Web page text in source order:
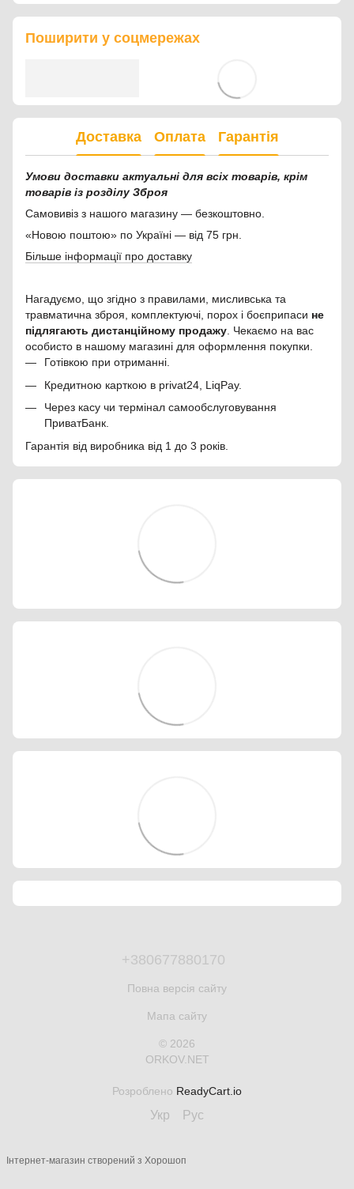
Поширити у соцмережах
Доставка Оплата Гарантія
Умови доставки актуальні для всіх товарів, крім
товарів із розділу Зброя
Самовивіз з нашого магазину — безкоштовно.
«Новою поштою» по Україні — від 75 грн.
Більше інформації про доставку
Нагадуємо, що згідно з правилами, мисливська та
травматична зброя, комплектуючі, порох і боєприпаси не
підлягають дистанційному продажу. Чекаємо на вас
особисто в нашому магазині для оформлення покупки.
Готівкою при отриманні.
Кредитною карткою в privat24, LiqPay.
Через касу чи термінал самообслуговування
ПриватБанк.
Гарантія від виробника від 1 до 3 років.
+380677880170
Повна версія сайту
Мапа сайту
© 2026
ORKOV.NET
Розроблено ReadyCart.io
Укр Рус
Інтернет-магазин створений з Хорошоп